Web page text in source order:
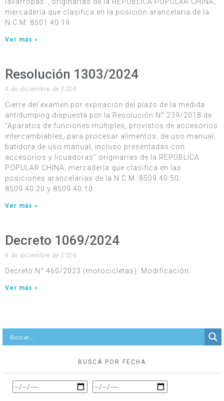
lavarropas”, originarias de la REPÚBLICA POPULAR CHINA,
mercadería que clasifica en la posición arancelaria de la
N.C.M. 8501.40.19.
Ver más »
Resolución 1303/2024
4 de diciembre de 2024
Cierre del examen por expiración del plazo de la medida
antidumping dispuesta por la Resolución N° 239/2018 de
“Aparatos de funciones múltiples, provistos de accesorios
intercambiables, para procesar alimentos, de uso manual;
batidora de uso manual, incluso presentadas con
accesorios y licuadoras” originarias de la REPÚBLICA
POPULAR CHINA, mercadería que clasifica en las
posiciones arancelarias de la N.C.M. 8509.40.50,
8509.40.20 y 8509.40.10.
Ver más »
Decreto 1069/2024
4 de diciembre de 2024
Decreto N° 460/2023 (motocicletas). Modificación.
Ver más »
BUSCÁ POR FECHA